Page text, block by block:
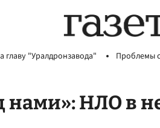
главу "Уралдронзавода" Проблемы
нами»: НЛО в